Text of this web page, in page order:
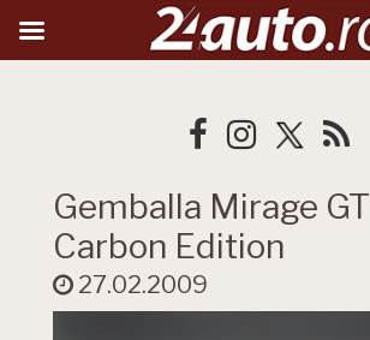
Gemballa Mirage GT
Carbon Edition
27.02.2009